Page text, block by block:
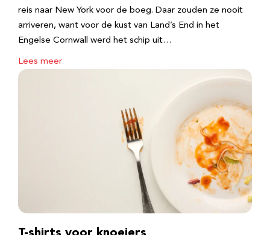
reis naar New York voor de boeg. Daar zouden ze nooit
arriveren, want voor de kust van Land’s End in het
Engelse Cornwall werd het schip uit…
Lees meer